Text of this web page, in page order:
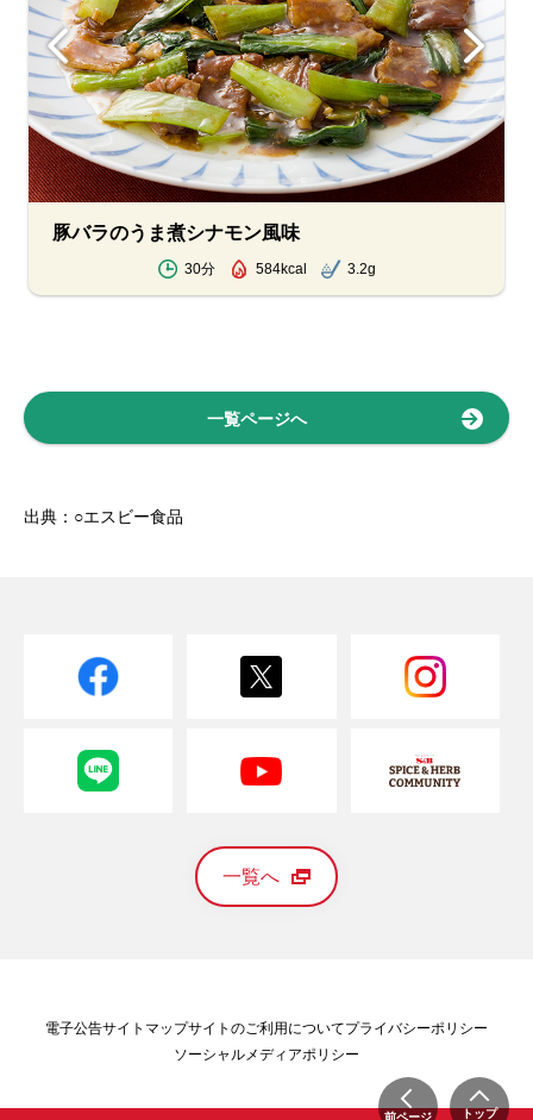
豚バラのうま煮シナモン風味
30分 584kcal 3.2g
一覧ページへ
出典：○エスビー食品
前ページ トップ
一覧へ
電子公告サイトマップサイトのご利用についてプライバシーポリシー
ソーシャルメディアポリシー